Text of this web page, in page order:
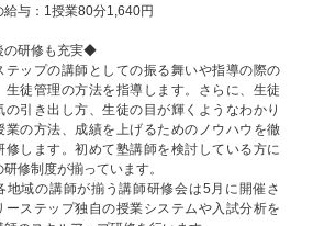
給与：1授業80分1,640円
研修も充実◆
テップの講師としての振る舞いや指導の際の
生徒管理の方法を指導します。さらに、生徒
の引き出し方、生徒の目が輝くようなわかり
業の方法、成績を上げるためのノウハウを徹
修します。初めて塾講師を検討している方に
研修制度が揃っています。
地域の講師が揃う講師研修会は5月に開催さ
ーステップ独自の授業システムや入試分析を